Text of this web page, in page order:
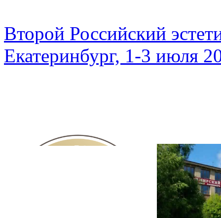
Второй Российский
Екатеринбург, 1-3 июля